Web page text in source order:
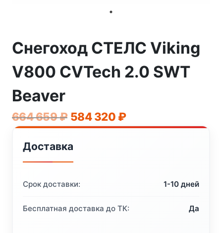
Снегоход СТЕЛС Viking
V800 CVTech 2.0 SWT
Beaver
664 659₽ Первоначальная
составляла
664
659 ₽.
584 320 ₽Текущая
Доставка
Срок доставки: 1-10 дней
Бесплатная доставка до ТК: Да